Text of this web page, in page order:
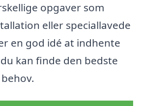
opgaver som
eller speciallavede
en god idé at indhente
kan finde den bedste